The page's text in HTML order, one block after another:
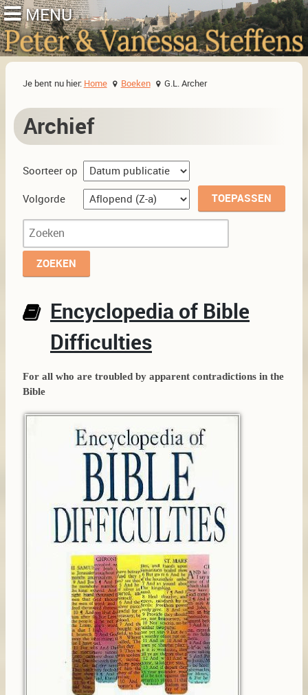
Je bent nu hier: Home Boeken G.L. Archer
Archief
Soorteer op
Volgorde
Encyclopedia of Bible
Difficulties
For all who are troubled by apparent contradictions in the
Bible